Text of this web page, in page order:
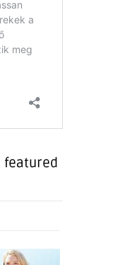
featured